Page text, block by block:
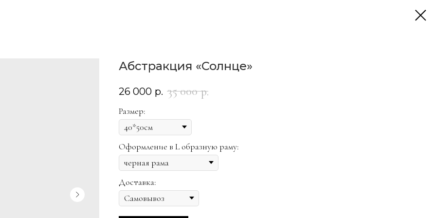
Абстракция «Солнце»
26 000 р. 35 000 р.
Размер:
Оформление в L образную раму:
Доставка: